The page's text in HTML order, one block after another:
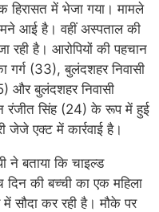
हिरासत में भेजा गया। मामले
आई है। वहीं अस्पताल की
रही है। आरोपियों की पहचान
गर्ग (33), बुलंदशहर निवासी
और बुलंदशहर निवासी
रंजीत सिंह (24) के रूप में हुई
जेजे एक्ट में कार्रवाई है।
ने बताया कि चाइल्ड
दिन की बच्ची का एक महिला
सौदा कर रही है। मौके पर